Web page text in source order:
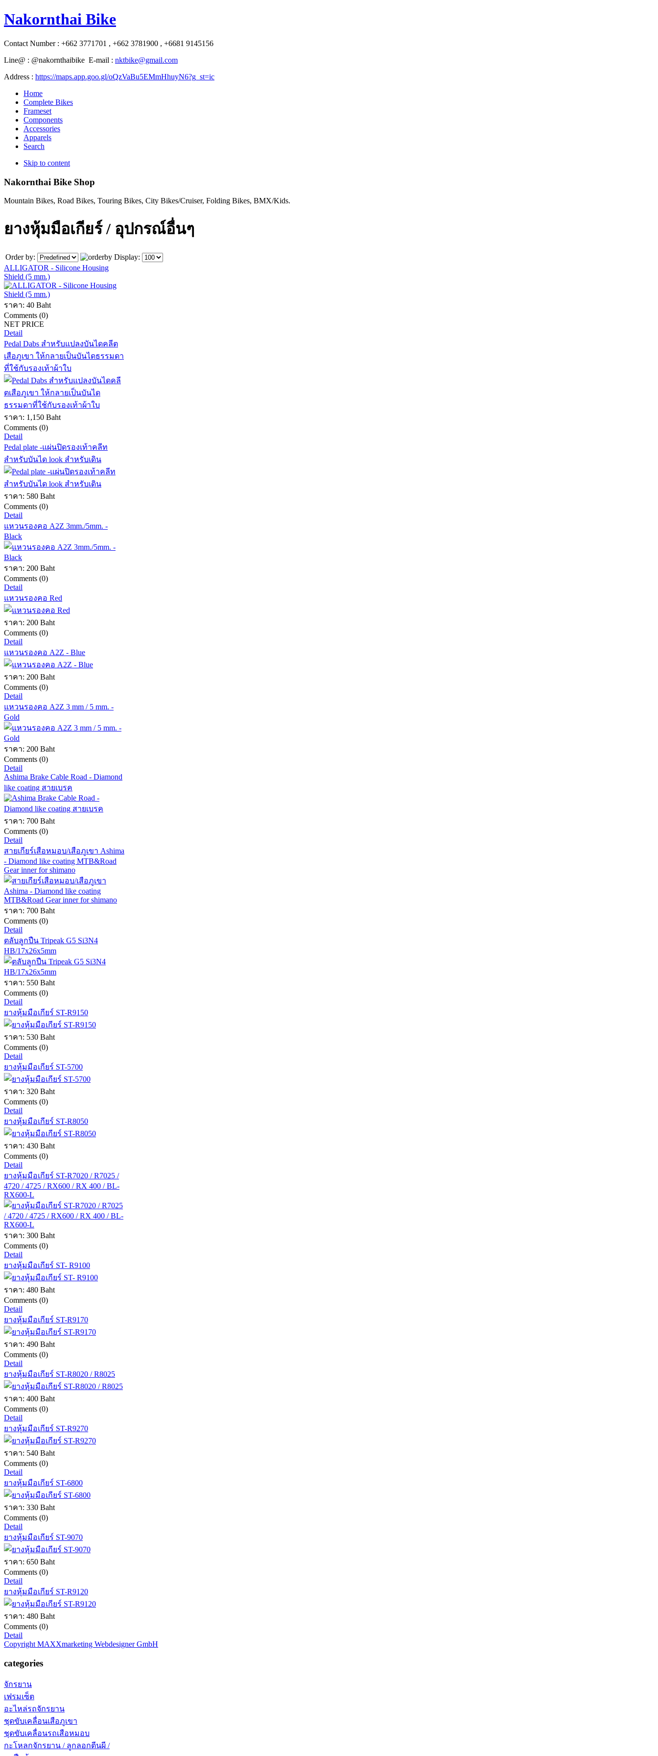
Nakornthai Bike
Contact Number : +662 3771701 , +662 3781900 , +6681 9145156
Line@ : @nakornthaibike E-mail : nktbike@gmail.com
Address : https://maps.app.goo.gl/oQzVaBu5EMmHhuyN6?g_st=ic
Home
Complete Bikes
Frameset
Components
Accessories
Apparels
Search
Skip to content
Nakornthai Bike Shop
Mountain Bikes, Road Bikes, Touring Bikes, City Bikes/Cruiser, Folding Bikes, BMX/Kids.
ยางหุ้มมือเกียร์ / อุปกรณ์อื่นๆ
Order by:
Display:
ALLIGATOR - Silicone Housing
Shield (5 mm.)
ราคา: 40 Baht
Comments (0)
NET PRICE
Detail
Pedal Dabs สำหรับแปลงบันไดคลีต
เสือภูเขา ให้กลายเป็นบันไดธรรมดา
ที่ใช้กับรองเท้าผ้าใบ
ราคา: 1,150 Baht
Comments (0)
Detail
Pedal plate -แผ่นปิดรองเท้าคลีท
สำหรับบันได look สำหรับเดิน
ราคา: 580 Baht
Comments (0)
Detail
แหวนรองคอ A2Z 3mm./5mm. -
Black
ราคา: 200 Baht
Comments (0)
Detail
แหวนรองคอ Red
ราคา: 200 Baht
Comments (0)
Detail
แหวนรองคอ A2Z - Blue
ราคา: 200 Baht
Comments (0)
Detail
แหวนรองคอ A2Z 3 mm / 5 mm. -
Gold
ราคา: 200 Baht
Comments (0)
Detail
Ashima Brake Cable Road - Diamond
like coating สายเบรค
ราคา: 700 Baht
Comments (0)
Detail
สายเกียร์เสือหมอบ/เสือภูเขา Ashima
- Diamond like coating MTB&Road
Gear inner for shimano
ราคา: 700 Baht
Comments (0)
Detail
ตลับลูกปืน Tripeak G5 Si3N4
HB/17x26x5mm
ราคา: 550 Baht
Comments (0)
Detail
ยางหุ้มมือเกียร์ ST-R9150
ราคา: 530 Baht
Comments (0)
Detail
ยางหุ้มมือเกียร์ ST-5700
ราคา: 320 Baht
Comments (0)
Detail
ยางหุ้มมือเกียร์ ST-R8050
ราคา: 430 Baht
Comments (0)
Detail
ยางหุ้มมือเกียร์ ST-R7020 / R7025 /
4720 / 4725 / RX600 / RX 400 / BL-
RX600-L
ราคา: 300 Baht
Comments (0)
Detail
ยางหุ้มมือเกียร์ ST- R9100
ราคา: 480 Baht
Comments (0)
Detail
ยางหุ้มมือเกียร์ ST-R9170
ราคา: 490 Baht
Comments (0)
Detail
ยางหุ้มมือเกียร์ ST-R8020 / R8025
ราคา: 400 Baht
Comments (0)
Detail
ยางหุ้มมือเกียร์ ST-R9270
ราคา: 540 Baht
Comments (0)
Detail
ยางหุ้มมือเกียร์ ST-6800
ราคา: 330 Baht
Comments (0)
Detail
ยางหุ้มมือเกียร์ ST-9070
ราคา: 650 Baht
Comments (0)
Detail
ยางหุ้มมือเกียร์ ST-R9120
ราคา: 480 Baht
Comments (0)
Detail
Copyright MAXXmarketing Webdesigner GmbH
categories
จักรยาน
เฟรมเซ็ต
อะไหล่รถจักรยาน
ชุดขับเคลื่อนเสือภูเขา
ชุดขับเคลื่อนรถเสือหมอบ
กะโหลกจักรยาน / ลูกลอกตีนผี /